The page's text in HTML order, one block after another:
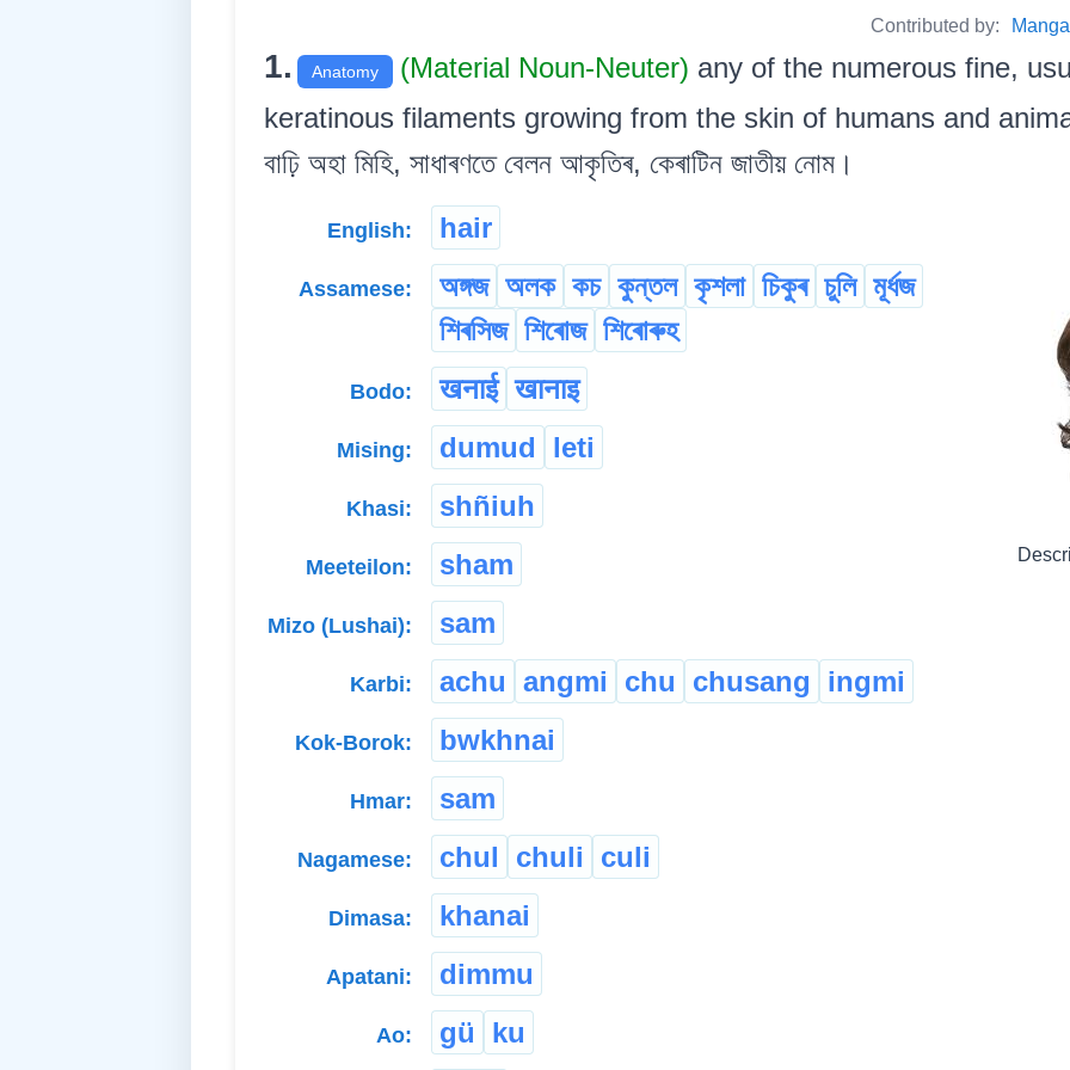
Contributed by:
1. Anatomy (Material Noun-Neuter) any of the numerous fine,
keratinous filaments growing from the skin of humans and animals.
বাঢ়ি অহা মিহি, সাধাৰণতে বেলন আকৃতিৰ, কেৰাটিন জাতীয় নোম।
English: hair
Assamese: অঙ্গজ অলক কচ কুন্তল কৃশলা চিকুৰ চুলি মূৰ্ধজ
শিৰসিজ শিৰোজ শিৰোৰুহ
Bodo: खनाई खानाइ
Mising: dumud leti
Khasi: shñiuh
Meeteilon: sham
Mizo (Lushai): sam
Karbi: achu angmi chu chusang ingmi
Kok-Borok: bwkhnai
Hmar: sam
Nagamese: chul chuli culi
Dimasa: khanai
Apatani: dimmu
Ao: gü ku